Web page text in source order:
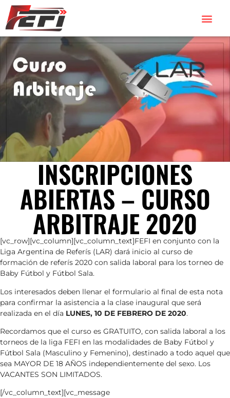
INSCRIPCIONES
ABIERTAS – CURSO
ARBITRAJE 2020
[vc_row][vc_column][vc_column_text]FEFI en conjunto con la
Liga Argentina de Referís (LAR) dará inicio al curso de
formación de referís 2020 con salida laboral para los torneo de
Baby Fútbol y Fútbol Sala.
Los interesados deben llenar el formulario al final de esta nota
para confirmar la asistencia a la clase inaugural que será
realizada en el día LUNES, 10 DE FEBRERO DE 2020.
Recordamos que el curso es GRATUITO, con salida laboral a los
torneos de la liga FEFI en las modalidades de Baby Fútbol y
Fútbol Sala (Masculino y Femenino), destinado a todo aquel que
sea MAYOR DE 18 AÑOS independientemente del sexo. Los
VACANTES SON LIMITADOS.
[/vc_column_text][vc_message